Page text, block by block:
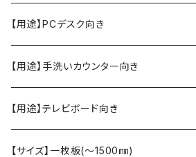
【用途】PCデスク向き
【用途】手洗いカウンター向き
【用途】テレビボード向き
【サイズ】一枚板(〜1500㎜)